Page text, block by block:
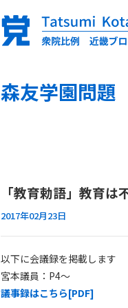
森友学園問題
「教育勅語」教育
2017年02月23日
以下に会議録を掲載します
宮本議員：P4～
議事録はこちら[PDF]